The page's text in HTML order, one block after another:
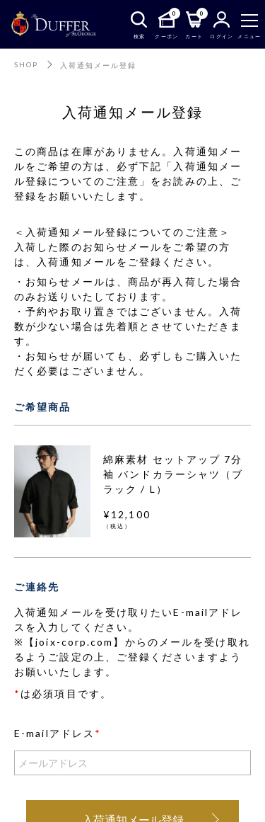
検索
0
クーポン
0
カート ログイン メニュー
SHOP 入荷通知メール登録
入荷通知メール登録
この商品は在庫がありません。入荷通知メー
ルをご希望の方は、必ず下記「入荷通知メー
ル登録についてのご注意」をお読みの上、ご
登録をお願いいたします。
＜入荷通知メール登録についてのご注意＞
入荷した際のお知らせメールをご希望の方
は、入荷通知メールをご登録ください。
お知らせメールは、商品が再入荷した場合
のみお送りいたしております。
予約やお取り置きではございません。入荷
数が少ない場合は先着順とさせていただきま
す。
お知らせが届いても、必ずしもご購入いた
だく必要はございません。
ご希望商品
綿麻素材 セットアップ 7分
袖 バンドカラーシャツ（ブ
ラック / L）
¥12,100
（税込）
ご連絡先
入荷通知メールを受け取りたいE-mailアドレ
スを入力してください。
※【joix-corp.com】からのメールを受け取れ
るようご設定の上、ご登録くださいますよう
お願いいたします。
* は必須項目です。
E-mailアドレス *